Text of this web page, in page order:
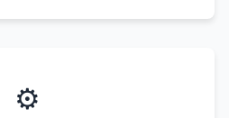
⚙️